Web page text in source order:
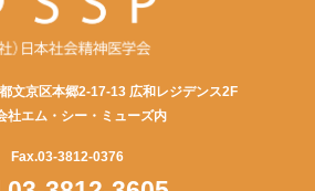
文京区本郷2-17-13 広和レジデンス2F
社エム・シー・ミューズ内
Fax.03-3812-0376